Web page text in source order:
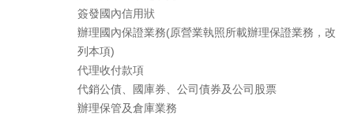
簽發國內信用狀
辦理國內保證業務(原營業執照所載辦理保證業務，改
列本項)
代理收付款項
代銷公債、國庫券、公司債券及公司股票
辦理保管及倉庫業務